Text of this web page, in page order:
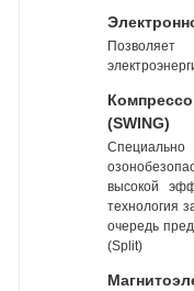
(SWING)
высокой
технология
очередь
(Split)